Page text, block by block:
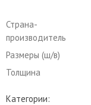
Страна-
производитель
Размеры (ш/в)
Толщина
Категории: